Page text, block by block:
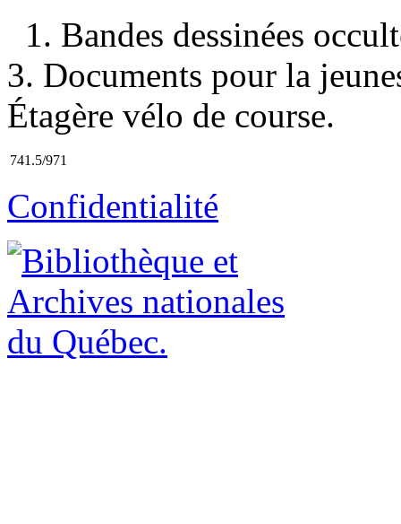
1. Bandes dessinées
3. Documents pour la
Étagère vélo de course.
741.5/971
Confidentialité